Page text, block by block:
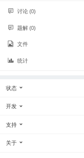
讨论 (0)
题解 (0)
文件
统计
状态
开发
支持
关于